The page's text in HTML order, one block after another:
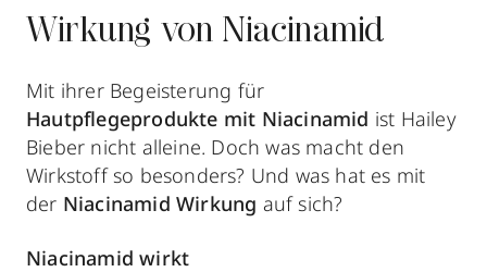
Wirkung von Niacinamid
Mit ihrer Begeisterung für
Hautpflegeprodukte mit Niacinamid ist Hailey
Bieber nicht alleine. Doch was macht den
Wirkstoff so besonders? Und was hat es mit
der Niacinamid Wirkung auf sich?
Niacinamid wirkt